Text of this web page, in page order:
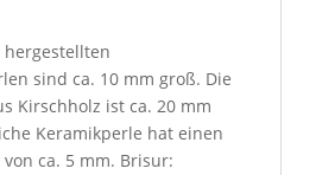
hergestellten
sind ca. 10 mm groß. Die
Kirschholz ist ca. 20 mm
Keramikperle hat einen
ca. 5 mm. Brisur: